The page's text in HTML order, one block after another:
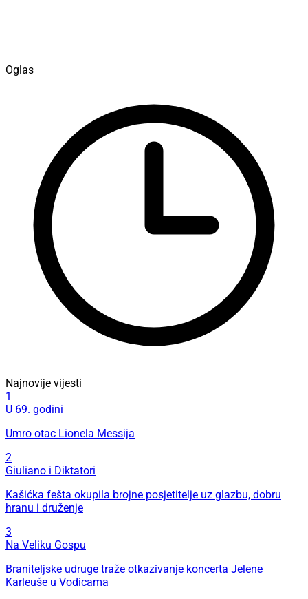
Oglas
Najnovije vijesti
1
U 69. godini
Umro otac Lionela Messija
2
Giuliano i Diktatori
Kašićka fešta okupila brojne posjetitelje uz glazbu, dobru
hranu i druženje
3
Na Veliku Gospu
Braniteljske udruge traže otkazivanje koncerta Jelene
Karleuše u Vodicama